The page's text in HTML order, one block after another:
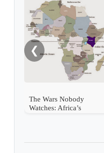
❮
The Wars Nobody
Watches: Africa’s